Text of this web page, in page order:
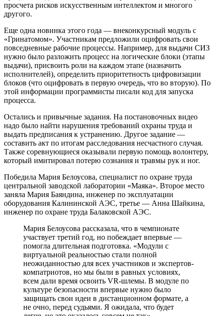
просчета рисков искусственным интеллектом и многого
другого.
Еще одна новинка этого года — ​внеконкурсный модуль с
«Гринатомом». Участникам предложили оцифровать свои
повседневные рабочие процессы. Например, для выдачи СИЗ
нужно было разложить процесс на логические блоки (этапы
выдачи), присвоить роли на каждом этапе (назначить
исполнителей), определить приоритетность цифровизации
блоков (что оцифровать в первую очередь, что во вторую). По
этой информации программисты писали код для запуска
процесса.
Остались и привычные задания. На постановочных видео
надо было найти нарушения требований охраны труда и
выдать предписания к устранению. Другое задание — ​
составить акт по итогам расследования несчастного случая.
Также соревнующиеся оказывали первую помощь волонтеру,
который имитировал потерю сознания и травмы рук и ног.
Победила Мария Белоусова, специалист по охране труда
центральной заводской лаборатории «Маяка». Второе место
заняла Мария Баяндина, инженер по эксплуатации
оборудования Калининской АЭС, третье — ​Анна Шайкина,
инженер по охране труда Балаковской АЭС.
Мария Белоусова рассказала, что в чемпионате
участвует третий год, но побеждает впервые — ​
помогла длительная подготовка. «Модули с
виртуальной реальностью стали полной
неожиданностью для всех участников и экспертов-
компатриотов, но мы были в равных условиях,
всем дали время освоить VR-шлемы. В модуле по
культуре безопасности впервые нужно было
защищать свои идеи в дистанционном формате, а
не очно, перед судьями. Я ожидала, что будет